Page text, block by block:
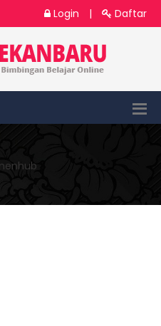
Login | Daftar